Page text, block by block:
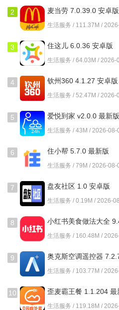
的信息，方便有需要的用户进行
3、云予停车还提供车位导航功
找到所预约的停车位，确保顺利
4、在平台上查看车位的实时状
否可用，避免不必要的失望。
5、平台内设有评价系统，对停
验，为其他用户提供参考。
常见问题及解决方法
1、如何找到附近的空闲车位?
位置，系统将自动显示周边的
在应用中，您只需注册并登录
3、如果我预约的车位无法使用
若您发现预约的车位无法使用，
理，您也可以选择其他可用车位
2 麦当劳 7.0.39.0 安卓版
生活服务 / 111.37M /
3 住这儿 6.0.36 安卓版
生活服务 / 64.03M / 2026-
4 钦州360 4.1.27 安卓版
生活服务 / 52.47M / 2026-
5 爱悦到家 v2.0.0 最新版
生活服务 / 43M / 2026-08-
6 住小帮 5.7.0 最新版
生活服务 / 79M / 2026-08-
7 盘友社区 1.0 安卓版
生活服务 / 0.19M / 2026-
8
小红书美食做法大全
安卓版
生活服务 / 160.48M /
9
奥克斯空调遥控器
卓版
生活服务 / 103.77M /
10 歪麦霸王餐 1.1.204 最
生活服务 / 119.18M /